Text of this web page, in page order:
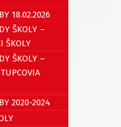
18.02.2026
ŠKOLY –
ŠKOLY
ŠKOLY –
2020-2024